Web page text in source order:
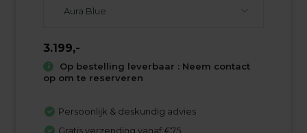
3.199,-
Op bestelling leverbaar : Neem contact
op om te reserveren
Persoonlijk & deskundig advies
Gratis verzending vanaf €75